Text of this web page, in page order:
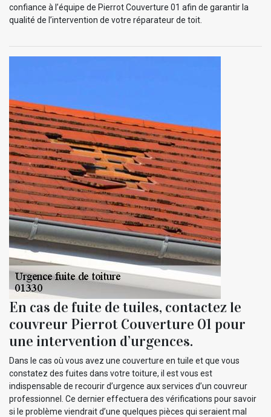
confiance à l’équipe de Pierrot Couverture 01 afin de garantir la
qualité de l’intervention de votre réparateur de toit.
En cas de fuite de tuiles, contactez le
couvreur Pierrot Couverture 01 pour
une intervention d’urgences.
Dans le cas où vous avez une couverture en tuile et que vous
constatez des fuites dans votre toiture, il est vous est
indispensable de recourir d’urgence aux services d’un couvreur
professionnel. Ce dernier effectuera des vérifications pour savoir
si le problème viendrait d’une quelques pièces qui seraient mal